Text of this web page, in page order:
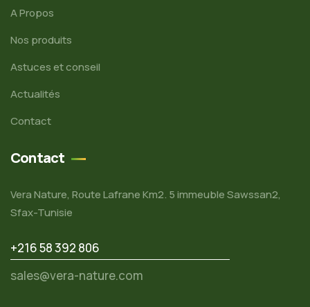
A Propos
Nos produits
Astuces et conseil
Actualités
Contact
Contact
Vera Nature, Route Lafrane Km2. 5 immeuble Sawssan2,
Sfax-Tunisie
+216 58 392 806
sales@vera-nature.com